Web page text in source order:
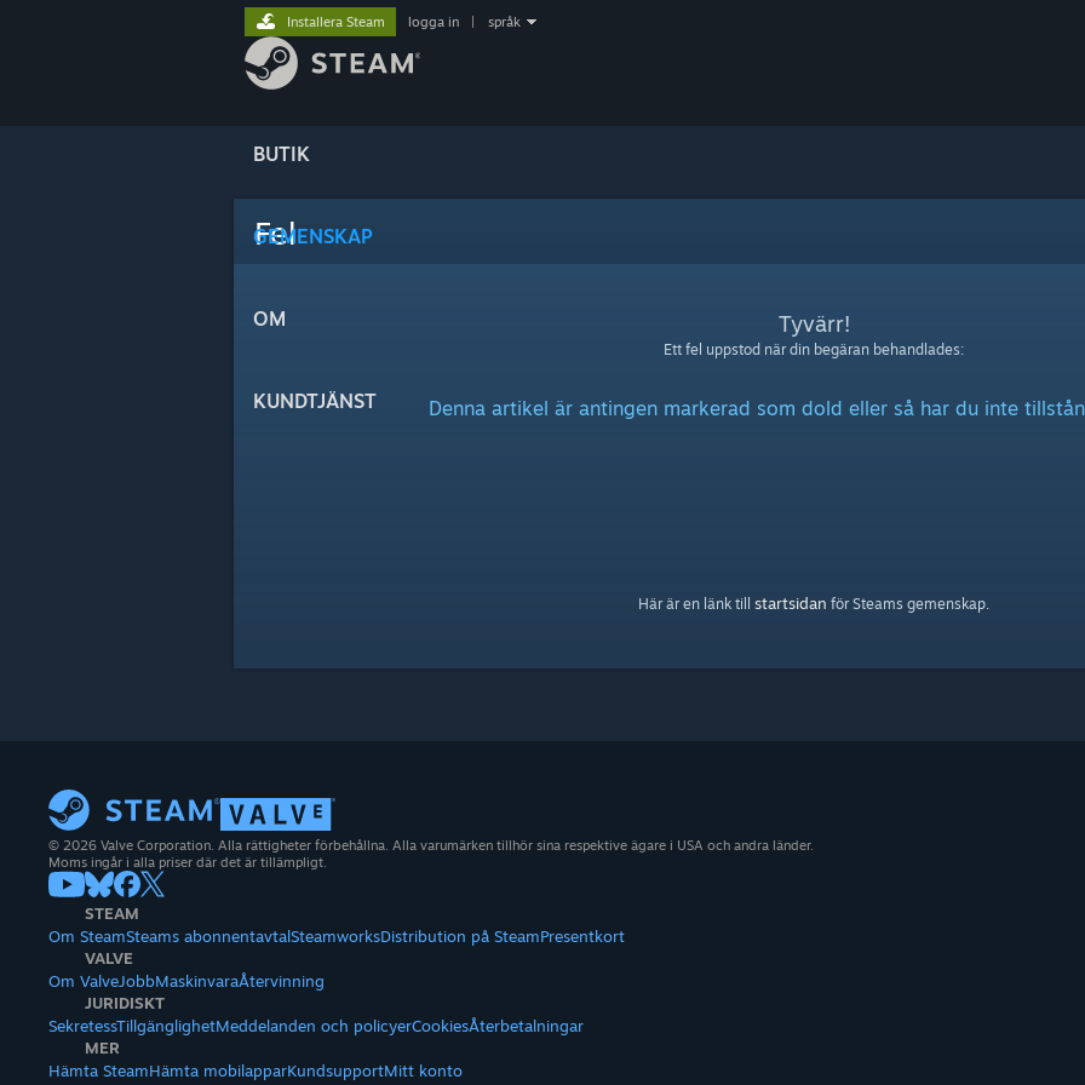
BUTIK
GEMENSKAP
OM
KUNDTJÄNST
Installera Steam logga in språk
Fel
Tyvärr!
Ett fel uppstod när din begäran behandlades:
Denna artikel är antingen markerad som dold eller så har du inte
Här är en länk till startsidan för Steams gemenskap.
© 2026 Valve Corporation. Alla rättigheter förbehållna. Alla varumärken tillhör sina respektive ägare i USA och andra länder.
Moms ingår i alla priser där det är tillämpligt.
STEAM
Om SteamSteams abonnentavtalSteamworksDistribution på SteamPresentkort
VALVE
Om ValveJobbMaskinvaraÅtervinning
JURIDISKT
SekretessTillgänglighetMeddelanden och policyerCookiesÅterbetalningar
MER
Hämta SteamHämta mobilapparKundsupportMitt konto